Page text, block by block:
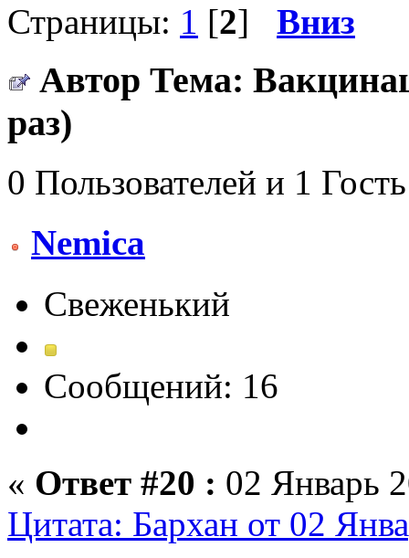
Страницы: 1 [2] Вниз
Автор Тема:
раз)
0 Пользователей и 1
Nemica
Свеженький
Сообщений: 16
« Ответ #20 : 02 Январь
Цитата: Бархан от 02